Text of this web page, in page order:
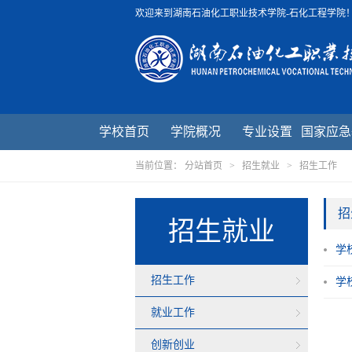
欢迎来到湖南石油化工职业技术学院-石化工程学院！
学校首页 学院概况 专业设置 国家应
当前位置： 分站首页 > 招生就业 > 招生工作
招生就业
招生工作
就业工作
创新创业
学
学